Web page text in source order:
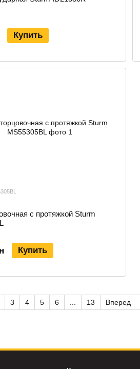
Купить
с протяжкой Sturm
Купить
3 4 5 6 13 Вперед